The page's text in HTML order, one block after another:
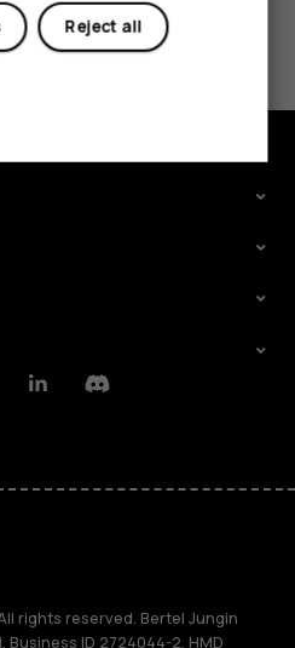
LinkedinDiscord
rights reserved. Bertel Jungin
Business ID 2724044-2. HMD
Reject all